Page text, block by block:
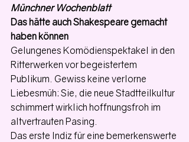
Münchner Wochenblatt
Das hätte auch Shakespeare gemacht
haben können
Gelungenes Komödienspektakel in den
Ritterwerken vor begeistertem
Publikum. Gewiss keine verlorne
Liebesmüh: Sie, die neue Stadtteilkultur
schimmert wirklich hoffnungsfroh im
altvertrauten Pasing.
Das erste Indiz für eine bemerkenswerte